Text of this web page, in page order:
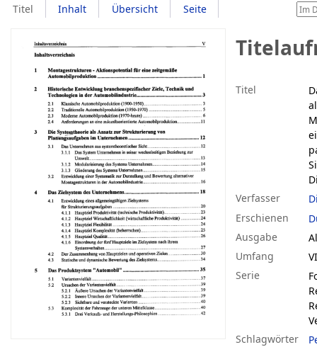
Titel Inhalt Übersicht Seite
Titel
Verfasser
Erschienen
Ausgabe
Umfang
Serie
Schlagwörter